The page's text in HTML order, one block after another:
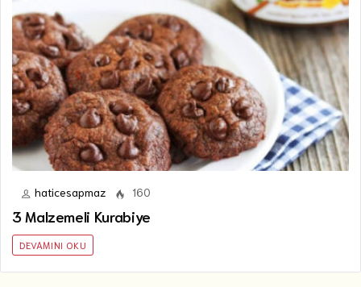
haticesapmaz 160
3 Malzemeli Kurabiye
DEVAMINI OKU